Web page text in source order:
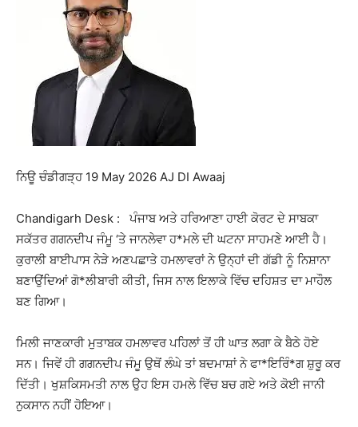
ਨਿਊ ਚੰਡੀਗੜ੍ਹ 19 May 2026 AJ DI Awaaj
Chandigarh Desk : ਪੰਜਾਬ ਅਤੇ ਹਰਿਆਣਾ ਹਾਈ ਕੋਰਟ ਦੇ ਸਾਬਕਾ
ਸਕੱਤਰ ਗਗਨਦੀਪ ਜੰਮੂ ‘ਤੇ ਜਾਨਲੇਵਾ ਹ*ਮਲੇ ਦੀ ਘਟਨਾ ਸਾਹਮਣੇ ਆਈ ਹੈ।
ਕੁਰਾਲੀ ਬਾਈਪਾਸ ਨੇੜੇ ਅਣਪਛਾਤੇ ਹਮਲਾਵਰਾਂ ਨੇ ਉਨ੍ਹਾਂ ਦੀ ਗੱਡੀ ਨੂੰ ਨਿਸ਼ਾਨਾ
ਬਣਾਉਂਦਿਆਂ ਗੋ*ਲੀਬਾਰੀ ਕੀਤੀ, ਜਿਸ ਨਾਲ ਇਲਾਕੇ ਵਿੱਚ ਦਹਿਸ਼ਤ ਦਾ ਮਾਹੌਲ
ਬਣ ਗਿਆ।
ਮਿਲੀ ਜਾਣਕਾਰੀ ਮੁਤਾਬਕ ਹਮਲਾਵਰ ਪਹਿਲਾਂ ਤੋਂ ਹੀ ਘਾਤ ਲਗਾ ਕੇ ਬੈਠੇ ਹੋਏ
ਸਨ। ਜਿਵੇਂ ਹੀ ਗਗਨਦੀਪ ਜੰਮੂ ਉਥੋਂ ਲੰਘੇ ਤਾਂ ਬਦਮਾਸ਼ਾਂ ਨੇ ਫਾ*ਇਰਿੰ*ਗ ਸ਼ੁਰੂ ਕਰ
ਦਿੱਤੀ। ਖੁਸ਼ਕਿਸਮਤੀ ਨਾਲ ਉਹ ਇਸ ਹਮਲੇ ਵਿੱਚ ਬਚ ਗਏ ਅਤੇ ਕੋਈ ਜਾਨੀ
ਨੁਕਸਾਨ ਨਹੀਂ ਹੋਇਆ।